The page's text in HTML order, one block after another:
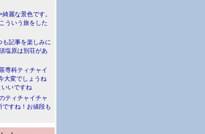
麗な景色です。
ういう旅をした
も記事を楽しみに
塩原は別荘があ
専科ティチャイ
大変でしょうね
いですね
ティチャイチャ
ですね！お値段も